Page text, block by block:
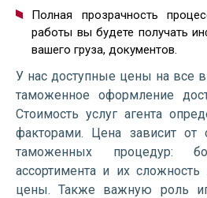
Полная прозрачность
работы вы будете получать
вашего груза, документов.
У нас доступные цены на все
таможенное оформление
Стоимость услуг агента
факторами. Цена зависит
таможенных процедур:
ассортимента и их
цены. Также важную роль